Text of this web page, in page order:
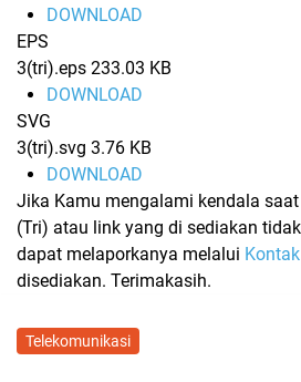
DOWNLOAD
EPS
3(tri).eps 233.03 KB
DOWNLOAD
SVG
3(tri).svg 3.76 KB
DOWNLOAD
Jika Kamu mengalami kendala
(Tri) atau link yang di sediakan
dapat melaporkanya melalui
disediakan. Terimakasih.
Telekomunikasi